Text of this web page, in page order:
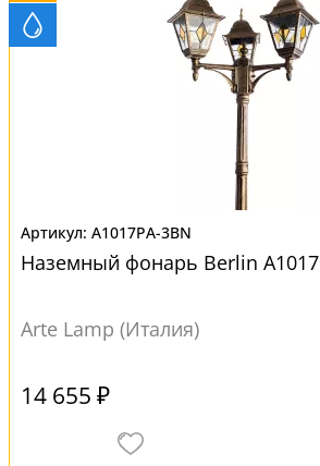
A1017PA-3BN
Наземный фонарь Berlin
Arte Lamp (Италия)
14 655 ₽